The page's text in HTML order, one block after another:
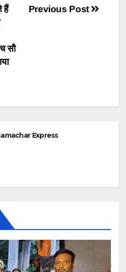
Previous Post
हैं
सौ
Express